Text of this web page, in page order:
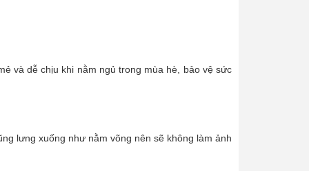
và dễ chịu khi nằm ngủ trong mùa hè, bảo vệ sức
lưng xuống như nằm võng nên sẽ không làm ảnh